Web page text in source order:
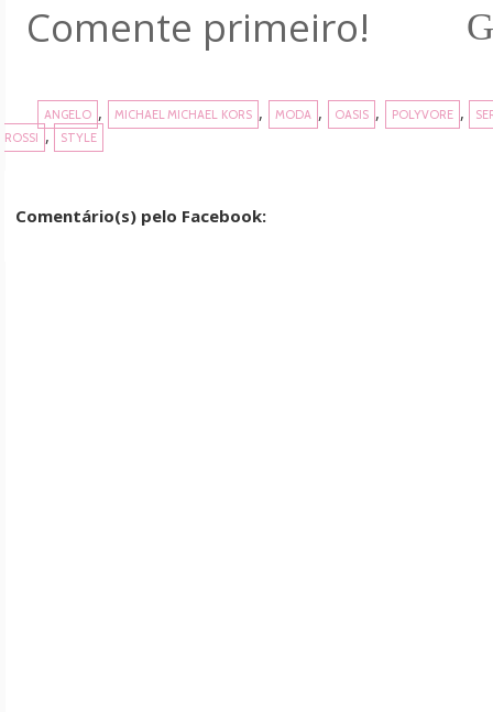
Comente primeiro!
ANGELO , MICHAEL MICHAEL KORS , MODA , OASIS , POLYVORE ,
ROSSI , STYLE
Comentário(s) pelo Facebook: